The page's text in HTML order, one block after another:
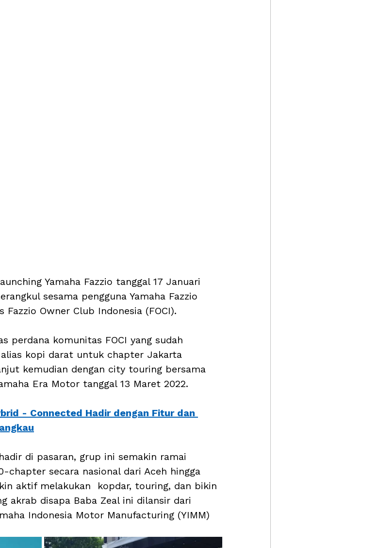
Yamaha Fazzio tanggal 17 Januari
sesama pengguna Yamaha Fazzio
Owner Club Indonesia (FOCI).
perdana komunitas FOCI yang sudah
kopi darat untuk chapter Jakarta
kemudian dengan city touring bersama
Era Motor tanggal 13 Maret 2022.
- Connected Hadir dengan Fitur dan
di pasaran, grup ini semakin ramai
chapter secara nasional dari Aceh hingga
aktif melakukan  kopdar, touring, dan bikin
akrab disapa Baba Zeal ini dilansir dari
Indonesia Motor Manufacturing (YIMM)